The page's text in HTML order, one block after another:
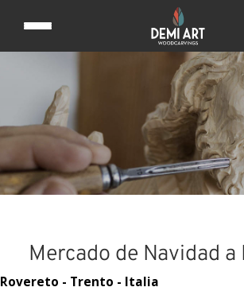
Mercado de Navidad
Rovereto - Trento - Italia